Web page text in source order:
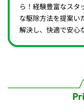
ら！経験豊富なスタ
な駆除方法を提案い
解決し、快適で安心